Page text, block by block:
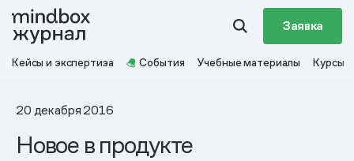
Заявка
Кейсы и экспертиза События Учебные материалы Курсы
20 декабря 2016
Новое в продукте